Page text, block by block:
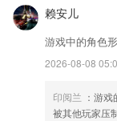
赖安儿
游戏中的角色
2026-08-08
印阅兰 ：游
被其他玩家压